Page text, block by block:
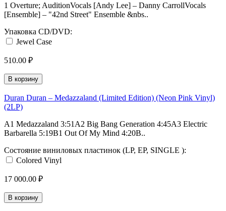
1 Overture; AuditionVocals [Andy Lee] – Danny CarrollVocals
[Ensemble] – "42nd Street" Ensemble &nbs..
Упаковка CD/DVD:
Jewel Case
510.00 ₽
В корзину
Duran Duran – Medazzaland (Limited Edition) (Neon Pink Vinyl)
(2LP)
A1 Medazzaland 3:51A2 Big Bang Generation 4:45A3 Electric
Barbarella 5:19B1 Out Of My Mind 4:20B..
Состояние виниловых пластинок (LP, EP, SINGLE ):
Colored Vinyl
17 000.00 ₽
В корзину